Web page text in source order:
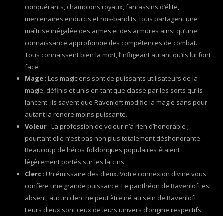
conquérants, champions royaux, fantassins d’élite,
mercenaires endurcis et rois-bandits, tous partagent une
maîtrise inégalée des armes et des armures ainsi qu’une
connaissance approfondie des compétences de combat.
Tous connaissent bien la mort, l’infligeant autant qu’ils lui font
face.
Mage : Les magiciens sont de puissants utilisateurs de la
magie, définis et unis en tant que classe par les sorts qu’ils
lancent. Ils savent que Ravenloft modifie la magie sans pour
autant la rendre moins puissante.
Voleur : La profession de voleur n’a rien d’honorable ;
pourtant elle n’est pas non plus totalement déshonorante.
Beaucoup de héros folkloriques populaires étaient
légèrement portés sur les larcins.
Clerc : Un émissaire des dieux. Votre connexion divine vous
confère une grande puissance. Le panthéon de Ravenloft est
absent, aucun clerc ne peut être né au sein de Ravenloft.
Leurs dieux sont ceux de leurs univers d’origine respectifs.